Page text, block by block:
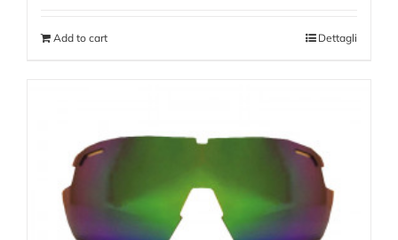
Add to cart Dettagli